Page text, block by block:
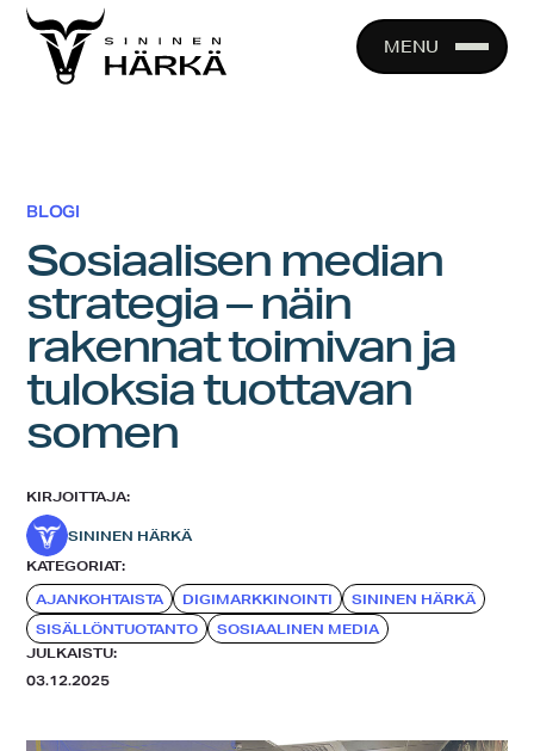
Skip
content
MENU
BLOGI
Sosiaalisen median
strategia – näin
rakennat toimivan ja
tuloksia tuottavan
somen
KIRJOITTAJA:
SININEN HÄRKÄ
KATEGORIAT:
AJANKOHTAISTA
DIGIMARKKINOINTI
SININEN HÄRKÄ
SISÄLLÖNTUOTANTO
SOSIAALINEN MEDIA
JULKAISTU:
03.12.2025